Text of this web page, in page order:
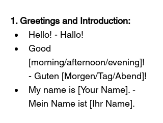
1. Greetings and Introduction:
Hello! - Hallo!
Good
[morning/afternoon/evening]!
- Guten [Morgen/Tag/Abend]!
My name is [Your Name]. -
Mein Name ist [Ihr Name].